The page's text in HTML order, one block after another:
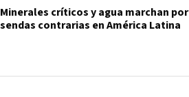
Minerales críticos y agua marchan por
sendas contrarias en América Latina